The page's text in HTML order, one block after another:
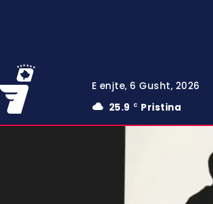
E enjte, 6 Gusht, 2026
25.9
C Pristina